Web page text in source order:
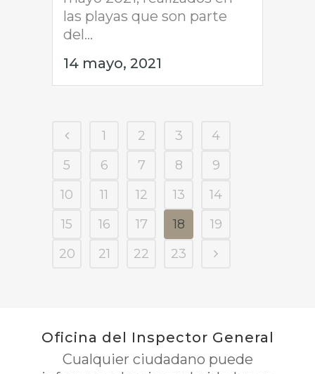
las playas que son parte
del...
14 mayo, 2021
1 2 3
4
5
6 7 8
9
10
11 12 13
14
15
16 17 18
19
20
21 22 23
Oficina del Inspector General
Cualquier ciudadano puede